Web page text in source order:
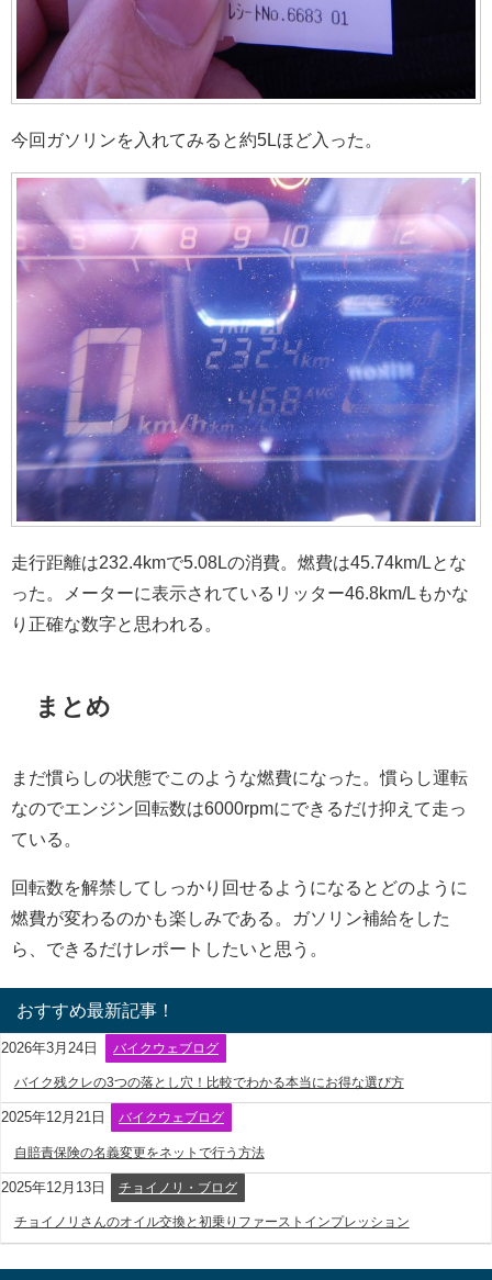
今回ガソリンを入れてみると約5Lほど入った。
走行距離は232.4kmで5.08Lの消費。燃費は45.74km/Lとな
った。メーターに表示されているリッター46.8km/Lもかな
り正確な数字と思われる。
まとめ
まだ慣らしの状態でこのような燃費になった。慣らし運転
なのでエンジン回転数は6000rpmにできるだけ抑えて走っ
ている。
回転数を解禁してしっかり回せるようになるとどのように
燃費が変わるのかも楽しみである。ガソリン補給をした
ら、できるだけレポートしたいと思う。
おすすめ最新記事！
2026年3月24日 バイクウェブログ
バイク残クレの3つの落とし穴！比較でわかる本当にお得な選び方
2025年12月21日 バイクウェブログ
自賠責保険の名義変更をネットで行う方法
2025年12月13日 チョイノリ・ブログ
チョイノリさんのオイル交換と初乗りファーストインプレッション